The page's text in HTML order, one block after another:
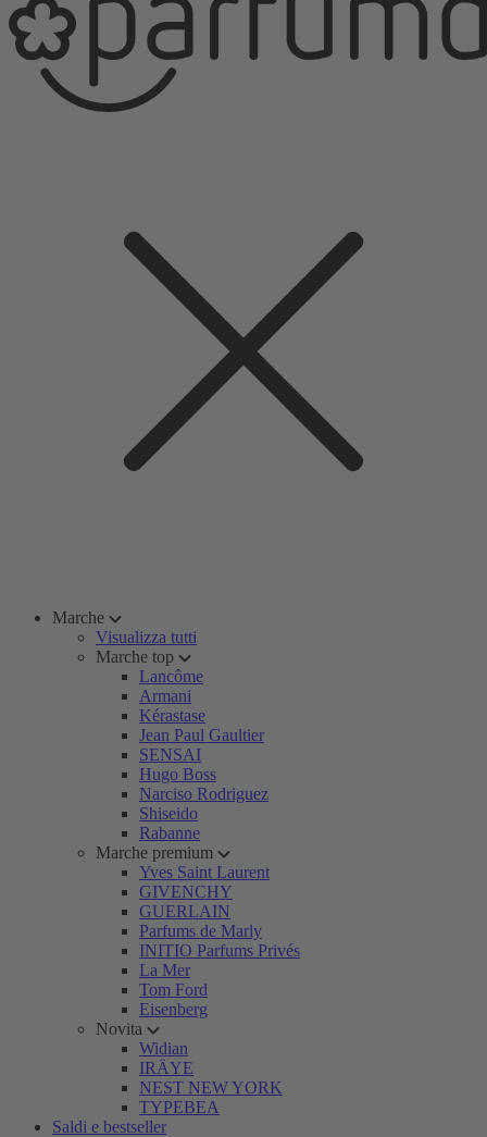
Marche
Visualizza tutti
Marche top
Lancôme
Armani
Kérastase
Jean Paul Gaultier
SENSAI
Hugo Boss
Narciso Rodriguez
Shiseido
Rabanne
Marche premium
Yves Saint Laurent
GIVENCHY
GUERLAIN
Parfums de Marly
INITIO Parfums Privés
La Mer
Tom Ford
Eisenberg
Novita
Widian
IRÄYE
NEST NEW YORK
TYPEBEA
Saldi e bestseller